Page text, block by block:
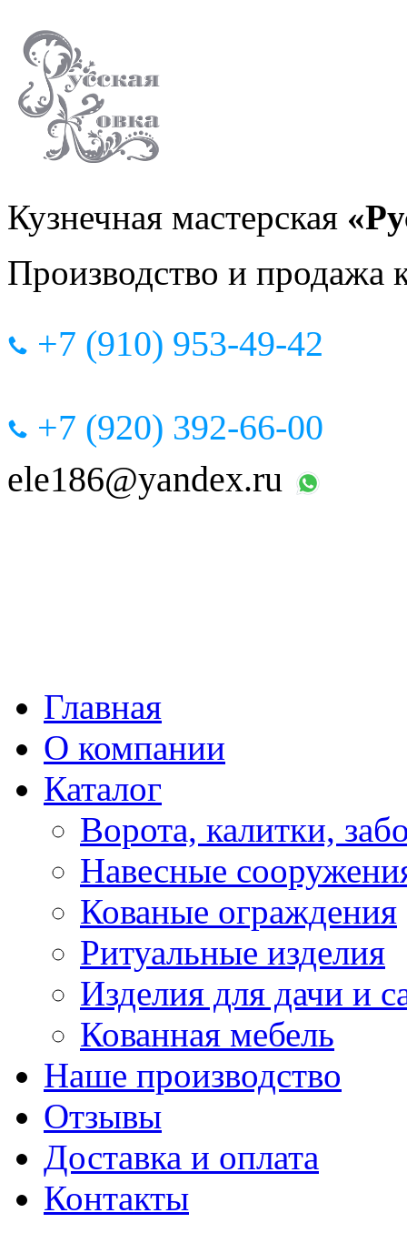
Кузнечная мастерская
Производство и продажа
+7 (910) 953-49-42
+7 (920) 392-66-00
ele186@yandex.ru
Главная
О компании
Каталог
Ворота, калитки,
Навесные
Кованые ограждения
Ритуальные изделия
Изделия для дачи и
Кованная мебель
Наше производство
Отзывы
Доставка и оплата
Контакты